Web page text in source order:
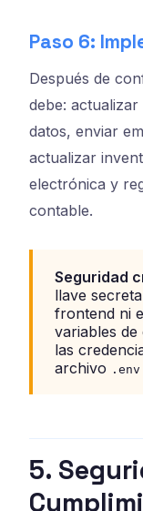
Paso 6:
Después de
debe: actualizar
datos, enviar
actualizar
electrónica y
contable.
Seguridad
llave
frontend ni
variables
las
archivo .env
5.